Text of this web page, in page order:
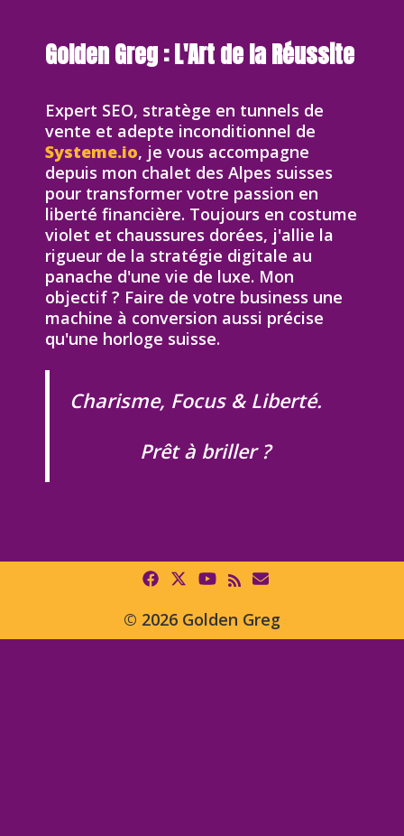
Golden Greg : L'Art de la Réussite
Expert SEO, stratège en tunnels de
vente et adepte inconditionnel de
Systeme.io, je vous accompagne
depuis mon chalet des Alpes suisses
pour transformer votre passion en
liberté financière. Toujours en costume
violet et chaussures dorées, j'allie la
rigueur de la stratégie digitale au
panache d'une vie de luxe. Mon
objectif ? Faire de votre business une
machine à conversion aussi précise
qu'une horloge suisse.
Charisme, Focus & Liberté.
Prêt à briller ?
© 2026 Golden Greg